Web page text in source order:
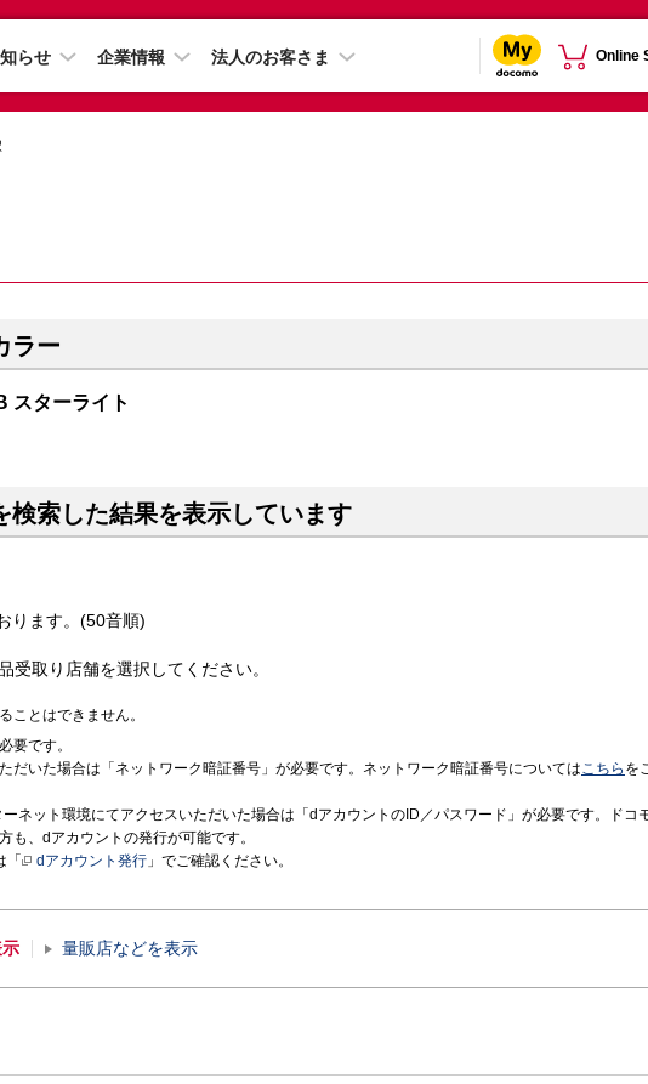
らせ 企業情報 法人のお客さま Online
ラー
スターライト
検索した結果を表示しています
ります。(50音順)
受取り店舗を選択してください。
ことはできません。
要です。
だいた場合は「ネットワーク暗証番号」が必要です。ネットワーク暗証番号についてはこちら を
ネット環境にてアクセスいただいた場合は「dアカウントのID／パスワード」が必要です。ドコ
も、dアカウントの発行が可能です。
「
dアカウント発行 」でご確認ください。
量販店などを表示